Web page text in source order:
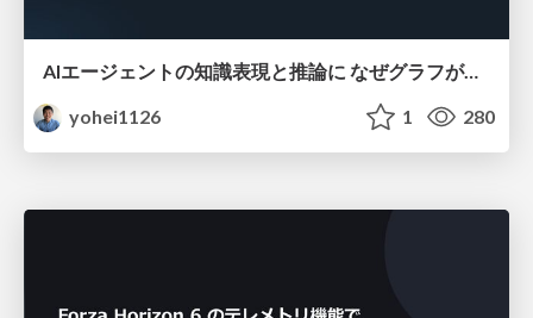
AIエージェントの知識表現と推論に なぜグラフが使われるのか - 記号的AIの復権とニューラルAIとの統合
yohei1126
1 280